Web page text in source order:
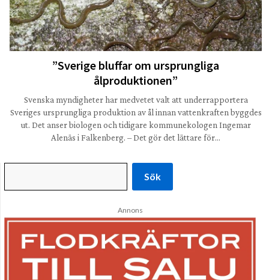
”Sverige bluffar om ursprungliga
ålproduktionen”
Svenska myndigheter har medvetet valt att underrapportera
Sveriges ursprungliga produktion av ål innan vattenkraften byggdes
ut. Det anser biologen och tidigare kommunekologen Ingemar
Alenäs i Falkenberg. – Det gör det lättare för…
Sök
Annons